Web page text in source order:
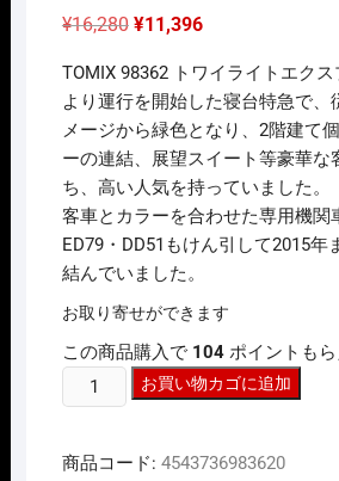
¥16,280 元
格
は
¥16,280
で
た。
¥11,396現
価
格
は
¥11,396
で
す。
TOMIX 98362 トワイライトエク
より運行を開始した寝台特急で、
メージから緑色となり、2階建て
ーの連結、展望スイート等豪華な
ち、高い人気を持っていました。
客車とカラーを合わせた専用機関
ED79・DD51もけん引して2015年
結んでいました。
お取り寄せができます
この商品購入で 104ポイントもら
ｹﾞ
ｼﾞ
お買い物カゴに追加
商品コード: 4543736983620